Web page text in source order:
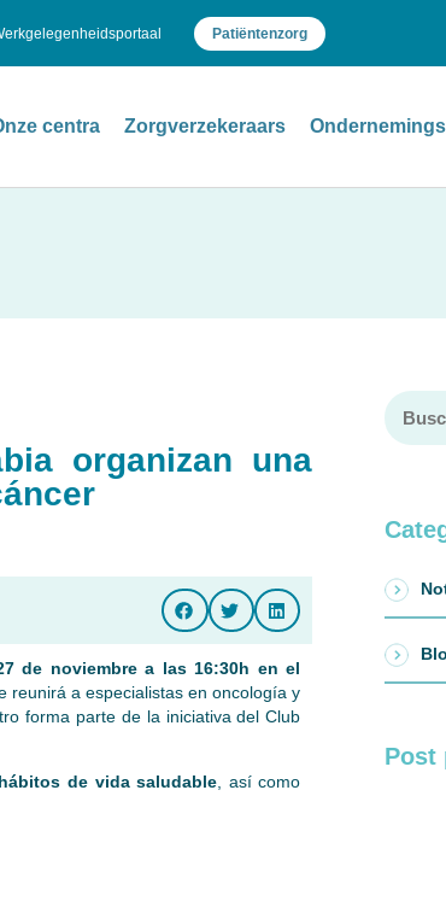
Patiëntenzorg
centra Zorgverzekeraars
organizan una
de noviembre a las 16:30h en el
reunirá a especialistas en oncología y
forma parte de la iniciativa del Club
de vida saludable, así como
Post